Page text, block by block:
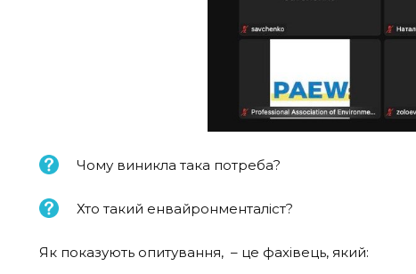
Чому виникла така потреба?
Хто такий енвайронменталіст?
Як показують опитування, – це фахівець, який: